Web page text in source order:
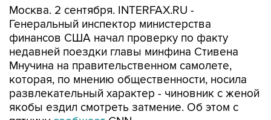
Москва. 2 сентября. INTERFAX.RU -
Генеральный инспектор министерства
финансов США начал проверку по факту
недавней поездки главы минфина Стивена
Мнучина на правительственном самолете,
которая, по мнению общественности, носила
развлекательный характер - чиновник с женой
якобы ездил смотреть затмение. Об этом с